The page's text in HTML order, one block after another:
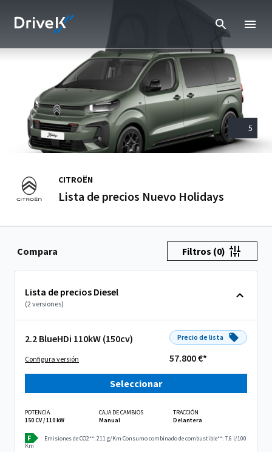
5
CITROËN
Lista de precios Nuevo Holidays
Compara Filtros (0)
Lista de precios Diesel
(2 versiones)
2.2 BlueHDi 110kW (150cv)
Configura versión
Precio de lista
57.800 €*
Seleccionar
POTENCIA
150 CV / 110 kW
CAJA DE CAMBIOS
Manual
TRACCIÓN
Delantera
F Emisiones de CO2**: 211 g/Km Consumo combinado de combustible**: 7.6 l/100
Km